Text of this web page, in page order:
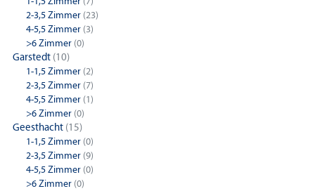
2-3,5 Zimmer (23)
4-5,5 Zimmer (3)
>6 Zimmer (0)
Garstedt (10)
1-1,5 Zimmer (2)
2-3,5 Zimmer (7)
4-5,5 Zimmer (1)
>6 Zimmer (0)
Geesthacht (15)
1-1,5 Zimmer (0)
2-3,5 Zimmer (9)
4-5,5 Zimmer (0)
>6 Zimmer (0)